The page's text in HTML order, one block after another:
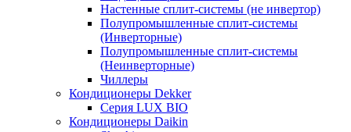
Настенные сплит-системы (не инвертор)
Полупромышленные сплит-системы
(Инверторные)
Полупромышленные сплит-системы
(Неинверторные)
Чиллеры
Кондиционеры Dekker
Серия LUX BIO
Кондиционеры Daikin